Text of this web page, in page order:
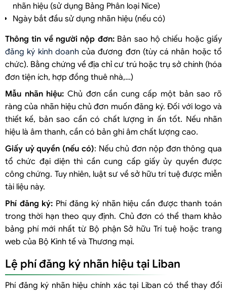
nhãn hiệu (sử dụng Bảng Phân loại Nice)
Ngày bắt đầu sử dụng nhãn hiệu (nếu có)
Thông tin về người nộp đơn:Bản sao hộ chiếu hoặc giấy
đăng ký kinh doanh của đương đơn (tùy cá nhân hoặc tổ
chức). Bằng chứng về địa chỉ cư trú hoặc trụ sở chính (hóa
đơn tiện ích, hợp đồng thuê nhà,…)
Mẫu nhãn hiệu: Chủ đơn cần cung cấp một bản sao rõ
ràng của nhãn hiệu chủ đơn muốn đăng ký. Đối với logo và
thiết kế, bản sao cần có chất lượng in ấn tốt. Nếu nhãn
hiệu là âm thanh, cần có bản ghi âm chất lượng cao.
Giấy uỷ quyền (nếu có): Nếu chủ đơn nộp đơn thông qua
tổ chức đại diện thì cần cung cấp giấy ủy quyền được
công chứng. Tuy nhiên, luật sư về sở hữu trí tuệ được miễn
tài liệu này.
Phí đăng ký: Phí đăng ký nhãn hiệu cần được thanh toán
trong thời hạn theo quy định. Chủ đơn có thể tham khảo
bảng phí mới nhất từ Bộ phận Sở hữu Trí tuệ hoặc trang
web của Bộ Kinh tế và Thương mại.
Lệ phí đăng ký nhãn hiệu tại Liban
Phí đăng ký nhãn hiệu chính xác tại Liban có thể thay đổi